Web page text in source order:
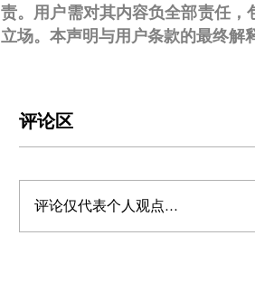
责。用户需对其内容负全部责任
立场。本声明与用户条款的最终解
评论区
评论仅代表个人观点...